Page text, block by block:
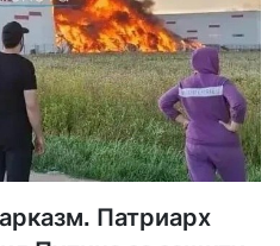
Патриарх